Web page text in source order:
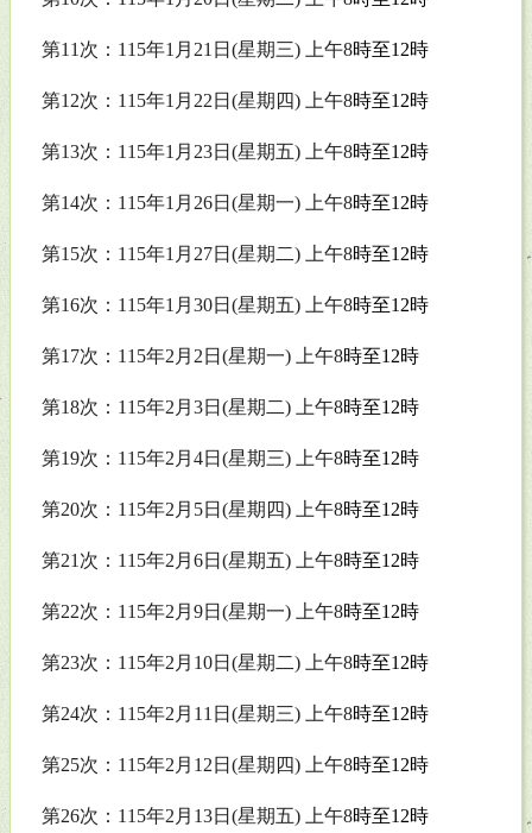
第11 次： 115年1 月 21 日 (星期三) 上午8時至12時
第12次： 115年1 月 22 日 (星期四) 上午8時至12時
第13次： 115年1 月 23日 (星期五) 上午8時至12時
第14次： 115年1 月 26日 (星期一) 上午8時至12時
第15次： 115年1 月 27日 (星期二) 上午8時至12時
第16次： 115年1 月 30日 (星期五) 上午8時至12時
第17次： 115年2 月 2 日 (星期一) 上午8時至12時
第18次： 115年2 月 3日 (星期二) 上午8時至12時
第19次： 115年2 月 4日 (星期三) 上午8時至12時
第20次： 115年2 月 5日 (星期四) 上午8時至12時
第21 次： 115年2 月 6日 (星期五) 上午8時至12時
第22次： 115年2 月 9日 (星期一) 上午8時至12時
第23次： 115年2 月 10日 (星期二) 上午8時至12時
第24次： 115年2 月 11 日 (星期三) 上午8時至12時
第25次： 115年2 月 12 日 (星期四) 上午8時至12時
第26次： 115年2 月 13日 (星期五) 上午8時至12時